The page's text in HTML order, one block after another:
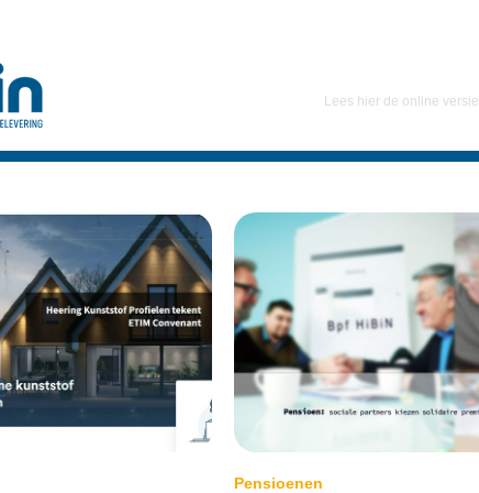
Lees hier de online versie
Pensioenen